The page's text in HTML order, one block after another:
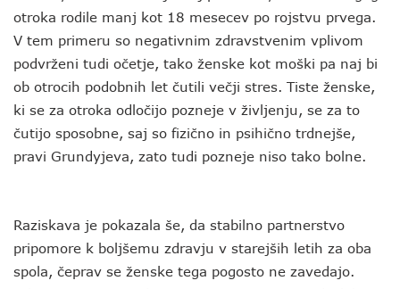
otroka rodile manj kot 18 mesecev po rojstvu prvega.
V tem primeru so negativnim zdravstvenim vplivom
podvrženi tudi očetje, tako ženske kot moški pa naj bi
ob otrocih podobnih let čutili večji stres. Tiste ženske,
ki se za otroka odločijo pozneje v življenju, se za to
čutijo sposobne, saj so fizično in psihično trdnejše,
pravi Grundyjeva, zato tudi pozneje niso tako bolne.
Raziskava je pokazala še, da stabilno partnerstvo
pripomore k boljšemu zdravju v starejših letih za oba
spola, čeprav se ženske tega pogosto ne zavedajo.